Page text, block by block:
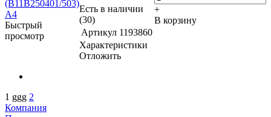
Быстрый
просмотр
Есть в наличии
(30)
Артикул 1193860
Характеристики
Отложить
+
В корзину
1 ggg 2
Компания